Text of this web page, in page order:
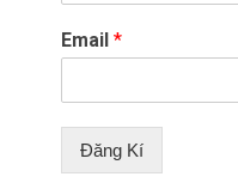
Email*
Đăng Kí